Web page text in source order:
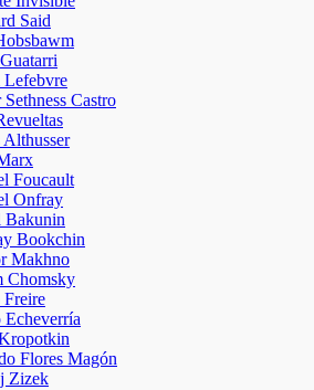
Said
Lefebvre
Sethness Castro
Foucault
Onfray
Bookchin
Makhno
Chomsky
Freire
Echeverría
Flores Magón
Zizek